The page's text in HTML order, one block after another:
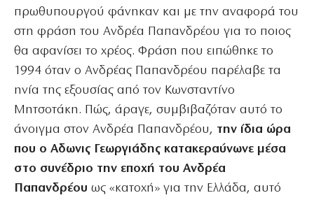
πρωθυπουργού φάνηκαν και με την αναφορά του
στη φράση του Ανδρέα Παπανδρέου για το ποιος
θα αφανίσει το χρέος. Φράση που ειπώθηκε το
1994 όταν ο Ανδρέας Παπανδρέου παρέλαβε τα
ηνία της εξουσίας από τον Κωνσταντίνο
Μητσοτάκη. Πώς, άραγε, συμβιβαζόταν αυτό το
άνοιγμα στον Ανδρέα Παπανδρέου, την ίδια ώρα
που ο Αδωνις Γεωργιάδης κατακεραύνωνε μέσα
στο συνέδριο την εποχή του Ανδρέα
Παπανδρέου ως «κατοχή» για την Ελλάδα, αυτό